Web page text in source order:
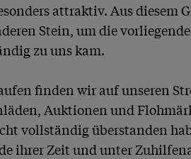
attraktiv. Aus diesem
Stein, um die
zu uns kam.
finden wir auf unseren
Auktionen und
vollständig überstanden
ihrer Zeit und unter